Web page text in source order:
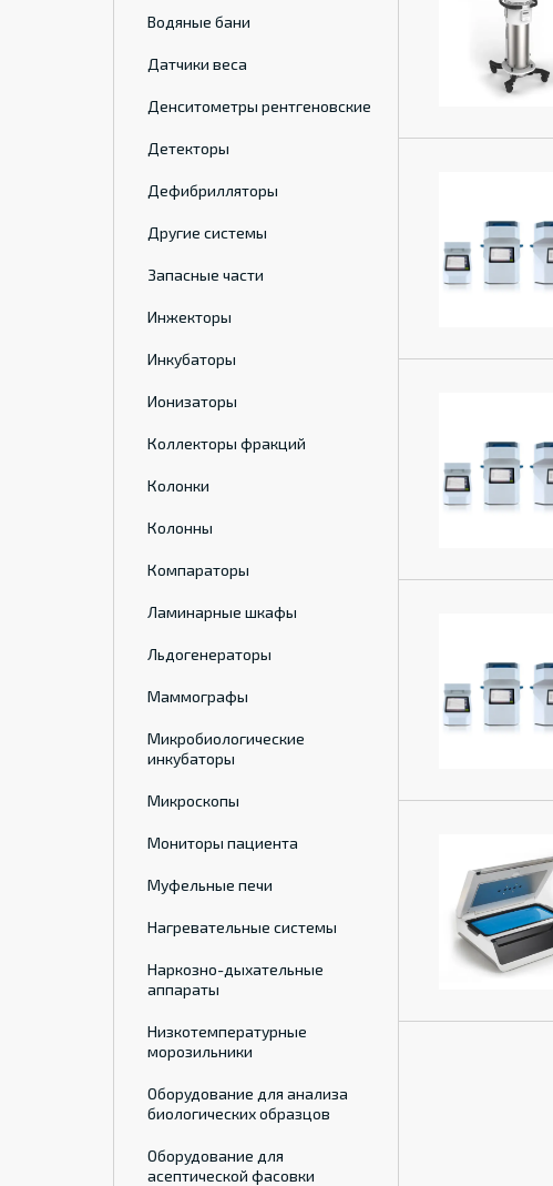
Водяные бани
Датчики веса
Денситометры рентгеновские
Детекторы
Дефибрилляторы
Другие системы
Запасные части
Инжекторы
Инкубаторы
Ионизаторы
Коллекторы фракций
Колонки
Колонны
Компараторы
Ламинарные шкафы
Льдогенераторы
Маммографы
Микробиологические
инкубаторы
Микроскопы
Мониторы пациента
Муфельные печи
Нагревательные системы
Наркозно-дыхательные
аппараты
Низкотемпературные
морозильники
Оборудование для анализа
биологических образцов
Оборудование для
асептической фасовки